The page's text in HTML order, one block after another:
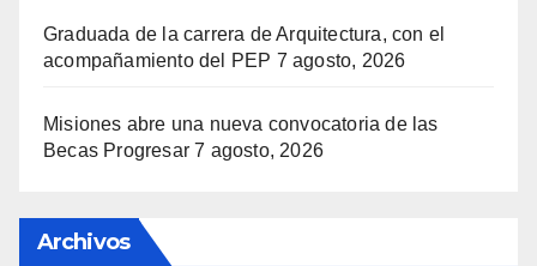
Graduada de la carrera de Arquitectura, con el
acompañamiento del PEP 7 agosto, 2026
Misiones abre una nueva convocatoria de las
Becas Progresar 7 agosto, 2026
Archivos